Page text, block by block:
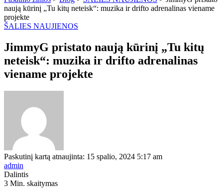
naują kūrinį „Tu kitų neteisk“: muzika ir drifto adrenalinas viename
projekte
ŠALIES NAUJIENOS
JimmyG pristato naują kūrinį „Tu kitų
neteisk“: muzika ir drifto adrenalinas
viename projekte
Paskutinį kartą atnaujinta: 15 spalio, 2024 5:17 am
admin
Dalintis
3 Min. skaitymas